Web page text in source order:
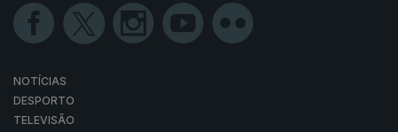
NOTÍCIAS
DESPORTO
TELEVISÃO